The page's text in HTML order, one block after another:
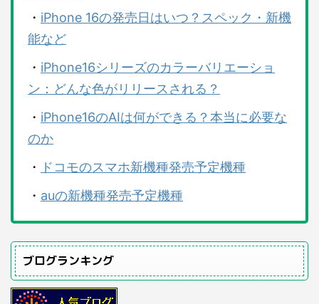
・ iPhone 16の発売日はいつ？スペック・新機
能など
・ iPhone16シリーズのカラーバリエーショ
ン：どんな色がリリースされる？
・ iPhone16のAIは何ができる？本当に必要な
のか
・
ドコモのスマホ新機種発売予定機種
・ auの新機種発売予定機種
ブログランキング